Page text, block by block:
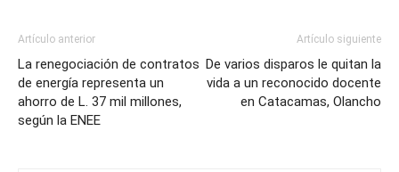
Artículo anterior
La renegociación de contratos
de energía representa un
ahorro de L. 37 mil millones,
según la ENEE
Artículo siguiente
De varios disparos le quitan la
vida a un reconocido docente
en Catacamas, Olancho